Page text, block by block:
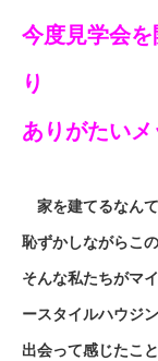
今度見学会
り
ありがたい
家を建てるなん
恥ずかしながらこ
そんな私たちがマ
ースタイルハウジ
出会って感じたこ